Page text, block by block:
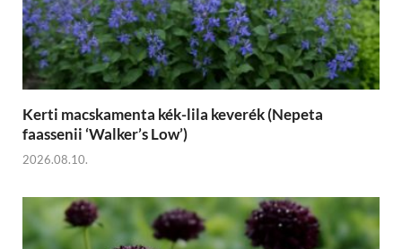
Kerti macskamenta kék-lila keverék (Nepeta
faassenii ‘Walker’s Low’)
2026.08.10.